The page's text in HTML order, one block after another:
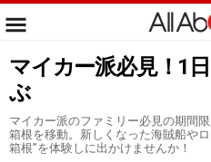
マイカー派必見！1
ぶ
マイカー派のファミリー必見の期間
箱根を移動。新しくなった海賊船や
箱根”を体験しに出かけませんか！